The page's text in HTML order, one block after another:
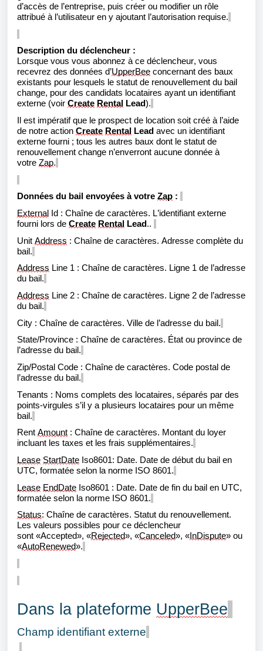
d’accès de l’entreprise, puis créer ou modifier un rôle
attribué à l’utilisateur en y ajoutant l’autorisation requise.
Description du déclencheur :
Lorsque vous vous abonnez à ce déclencheur, vous
recevrez des données d’UpperBee concernant des baux
existants pour lesquels le statut de renouvellement du bail
change, pour des candidats locataires ayant un identifiant
externe (voir Create Rental Lead).
Il est impératif que le prospect de location soit créé à l’aide
de notre action Create Rental Lead avec un identifiant
externe fourni ; tous les autres baux dont le statut de
renouvellement change n’enverront aucune donnée à
votre Zap.
Données du bail envoyées à votre Zap :
External
Id : Chaîne de caractères. L’identifiant externe
fourni lors de Create Rental Lead ..
Unit Address : Chaîne de caractères. Adresse complète du
bail.
Address Line 1 : Chaîne de caractères. Ligne 1 de l’adresse
du bail.
Address Line 2 : Chaîne de caractères. Ligne 2 de l’adresse
du bail.
City : Chaîne de caractères. Ville de l’adresse du bail.
State/Province : Chaîne de caractères. État ou province de
l’adresse du bail.
Zip/Postal Code : Chaîne de caractères. Code postal de
l’adresse du bail.
Tenants : Noms complets des locataires, séparés par des
points-virgules s’il y a plusieurs locataires pour un même
bail.
Rent Amount : Chaîne de caractères. Montant du loyer
incluant les taxes et les frais supplémentaires.
Lease StartDate Iso8601: Date. Date de début du bail en
UTC, formatée selon la norme ISO 8601.
Lease EndDate Iso8601 : Date. Date de fin du bail en UTC,
formatée selon la norme ISO 8601.
Status: Chaîne de caractères. Statut du renouvellement.
Les valeurs possibles pour ce déclencheur
sont «Accepted», «Rejected», «Canceled», « InDispute» ou
«AutoRenewed».
Dans la plateforme UpperBee
Champ identifiant externe